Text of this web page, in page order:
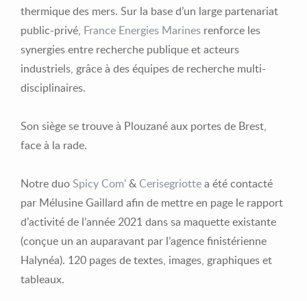
thermique des mers. Sur la base d’un large partenariat
public-privé, France Energies Marines renforce les
synergies entre recherche publique et acteurs
industriels, grâce à des équipes de recherche multi-
disciplinaires.
Son siège se trouve à Plouzané aux portes de Brest,
face à la rade.
Notre duoSpicy Com’&Cerisegriottea été contacté
par Mélusine Gaillard afin de mettre en page le rapport
d’activité de l’année 2021 dans sa maquette existante
(conçue un an auparavant par l’agence finistérienne
Halynéa). 120 pages de textes, images, graphiques et
tableaux.